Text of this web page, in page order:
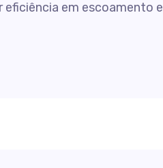
eficiência em escoamento e